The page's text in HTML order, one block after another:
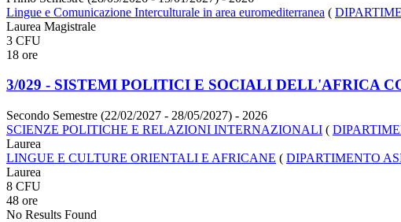
Lingue e Comunicazione Interculturale in area euromediterranea (
Laurea Magistrale
3 CFU
18 ore
3/029 - SISTEMI POLITICI E SOCIALI DELL'AFRICA
Secondo Semestre (22/02/2027 - 28/05/2027) - 2026
SCIENZE POLITICHE E RELAZIONI INTERNAZIONALI (
Laurea
LINGUE E CULTURE ORIENTALI E AFRICANE ( DIPARTIMENTO
Laurea
8 CFU
48 ore
No Results Found